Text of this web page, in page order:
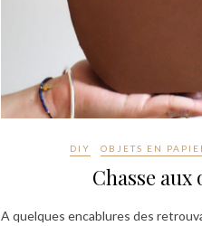
DIY OBJETS EN
Chasse
A quelques encablures des